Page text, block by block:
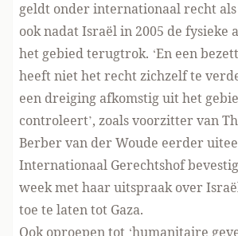
geldt onder internationaal recht als
ook nadat Israël in 2005 de fysieke
het gebied terugtrok. ‘En een
heeft niet het recht zichzelf te
een dreiging afkomstig uit het
controleert’, zoals voorzitter van
Berber van der Woude eerder
Internationaal Gerechtshof
week met haar uitspraak over
toe te laten tot Gaza.
Ook oproepen tot ‘humanitaire